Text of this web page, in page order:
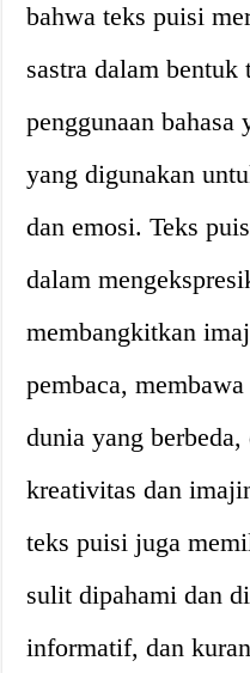
bahwa teks puisi
sastra dalam bentuk
penggunaan
yang digunakan
dan emosi. Teks
dalam
membangkitkan
pembaca,
dunia yang
kreativitas dan
teks puisi juga
sulit dipahami dan
informatif, dan